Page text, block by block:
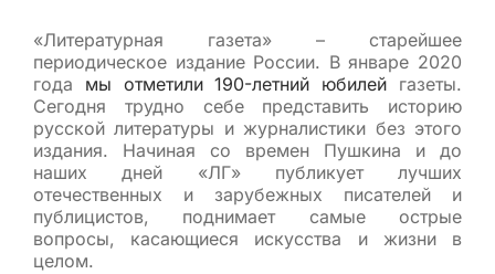
«Литературная газета» – старейшее
периодическое издание России. В январе 2020
года мы отметили 190-летний юбилей газеты.
Сегодня трудно себе представить историю
русской литературы и журналистики без этого
издания. Начиная со времен Пушкина и до
наших дней «ЛГ» публикует лучших
отечественных и зарубежных писателей и
публицистов, поднимает самые острые
вопросы, касающиеся искусства и жизни в
целом.